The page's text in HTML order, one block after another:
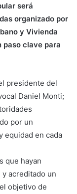
será
organizado por
y Vivienda
paso clave para
presidente del
Daniel Monti;
por un
equidad en cada
que hayan
acreditado un
objetivo de